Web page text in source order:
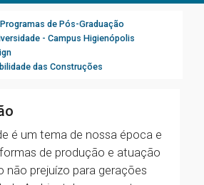
Programas de Pós-Graduação
- Campus Higienópolis
das Construções
é um tema de nossa época e
de produção e atuação
não prejuízo para gerações